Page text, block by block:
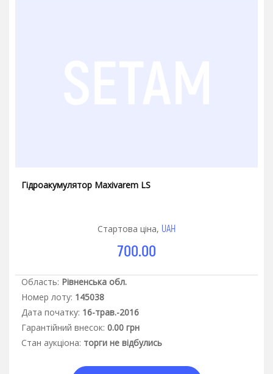
Гідроакумулятор Maxivarem LS
Стартова ціна, UAH
700.00
Область: Рівненська обл.
Номер лоту: 145038
Дата початку: 16-трав.-2016
Гарантiйний внесок: 0.00 грн
Стан аукцiона: торги не відбулись